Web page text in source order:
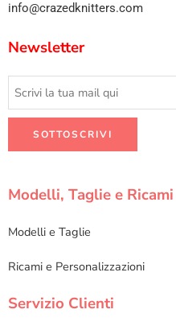
info@crazedknitters.com
Newsletter
Modelli, Taglie e Ricami
Modelli e Taglie
Ricami e Personalizzazioni
Servizio Clienti